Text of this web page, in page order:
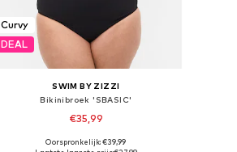
Curvy
DEAL
SWIM BY ZIZZI
Bikinibroek 'SBASIC'
€35,99
Beschikbaar in vele maten
Oorspronkelijk: €39,99